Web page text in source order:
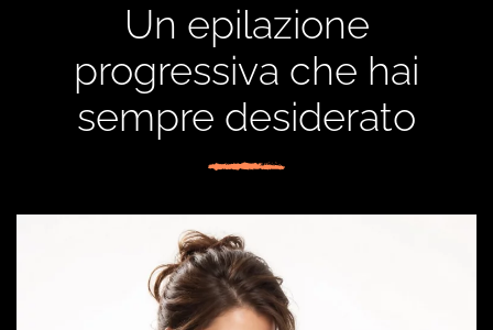
Un epilazione
progressiva che hai
sempre desiderato